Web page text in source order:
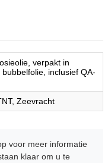
verpakt in
inclusief QA-
Zeevracht
voor meer informatie
klaar om u te